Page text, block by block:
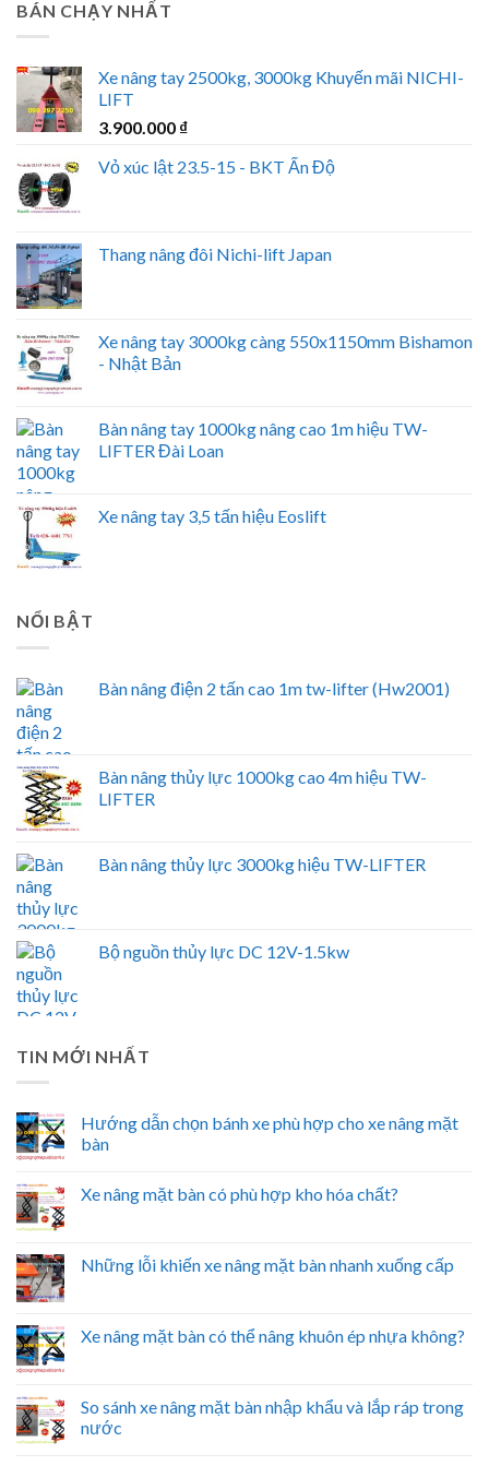
BÁN CHẠY NHẤT
Xe nâng tay 2500kg, 3000kg Khuyến mãi NICHI-
LIFT
3.900.000 ₫
Vỏ xúc lật 23.5-15 - BKT Ấn Độ
Thang nâng đôi Nichi-lift Japan
Xe nâng tay 3000kg càng 550x1150mm Bishamon
- Nhật Bản
Bàn nâng tay 1000kg nâng cao 1m hiệu TW-
LIFTER Đài Loan
Xe nâng tay 3,5 tấn hiệu Eoslift
NỔI BẬT
Bàn nâng điện 2 tấn cao 1m tw-lifter (Hw2001)
Bàn nâng thủy lực 1000kg cao 4m hiệu TW-
LIFTER
Bàn nâng thủy lực 3000kg hiệu TW-LIFTER
Bộ nguồn thủy lực DC 12V-1.5kw
TIN MỚI NHẤT
Hướng dẫn chọn bánh xe phù hợp cho xe nâng mặt
bàn
Xe nâng mặt bàn có phù hợp kho hóa chất?
Những lỗi khiến xe nâng mặt bàn nhanh xuống cấp
Xe nâng mặt bàn có thể nâng khuôn ép nhựa không?
So sánh xe nâng mặt bàn nhập khẩu và lắp ráp trong
nước